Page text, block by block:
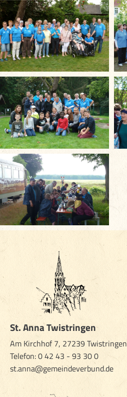
St. Anna Twistringen
Am Kirchhof 7, 27239 Twistringen
Telefon:0 42 43 - 93 30 0
st.anna@gemeindeverbund.de